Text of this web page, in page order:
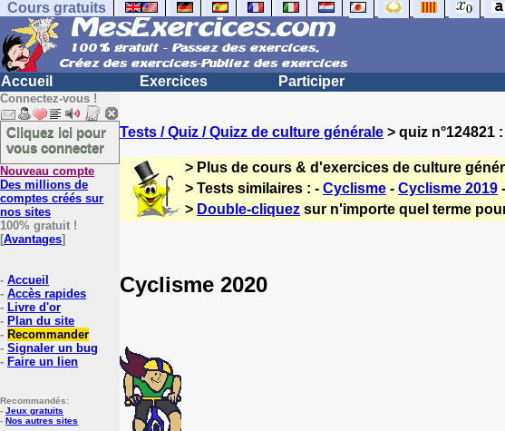
Cours gratuits
Accueil Exercices Participer
Connectez-vous !
Cliquez ici pour
vous connecter
Nouveau compte
Des millions de
comptes créés sur
nos sites
100% gratuit !
[Avantages]
- Accueil
- Accès rapides
- Livre d'or
- Plan du site
- Recommander
- Signaler un bug
- Faire un lien
Recommandés:
- Jeux gratuits
- Nos autres sites
Tests / Quiz / Quizz de culture générale > quiz n°124821
> Plus de cours & d'exercices de culture
> Tests similaires : - Cyclisme - Cyclisme 2019 -
> Double-cliquez sur n'importe quel terme
Cyclisme 2020